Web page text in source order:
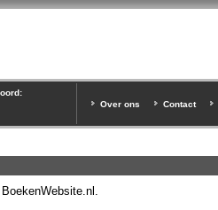
Over ons
Contact